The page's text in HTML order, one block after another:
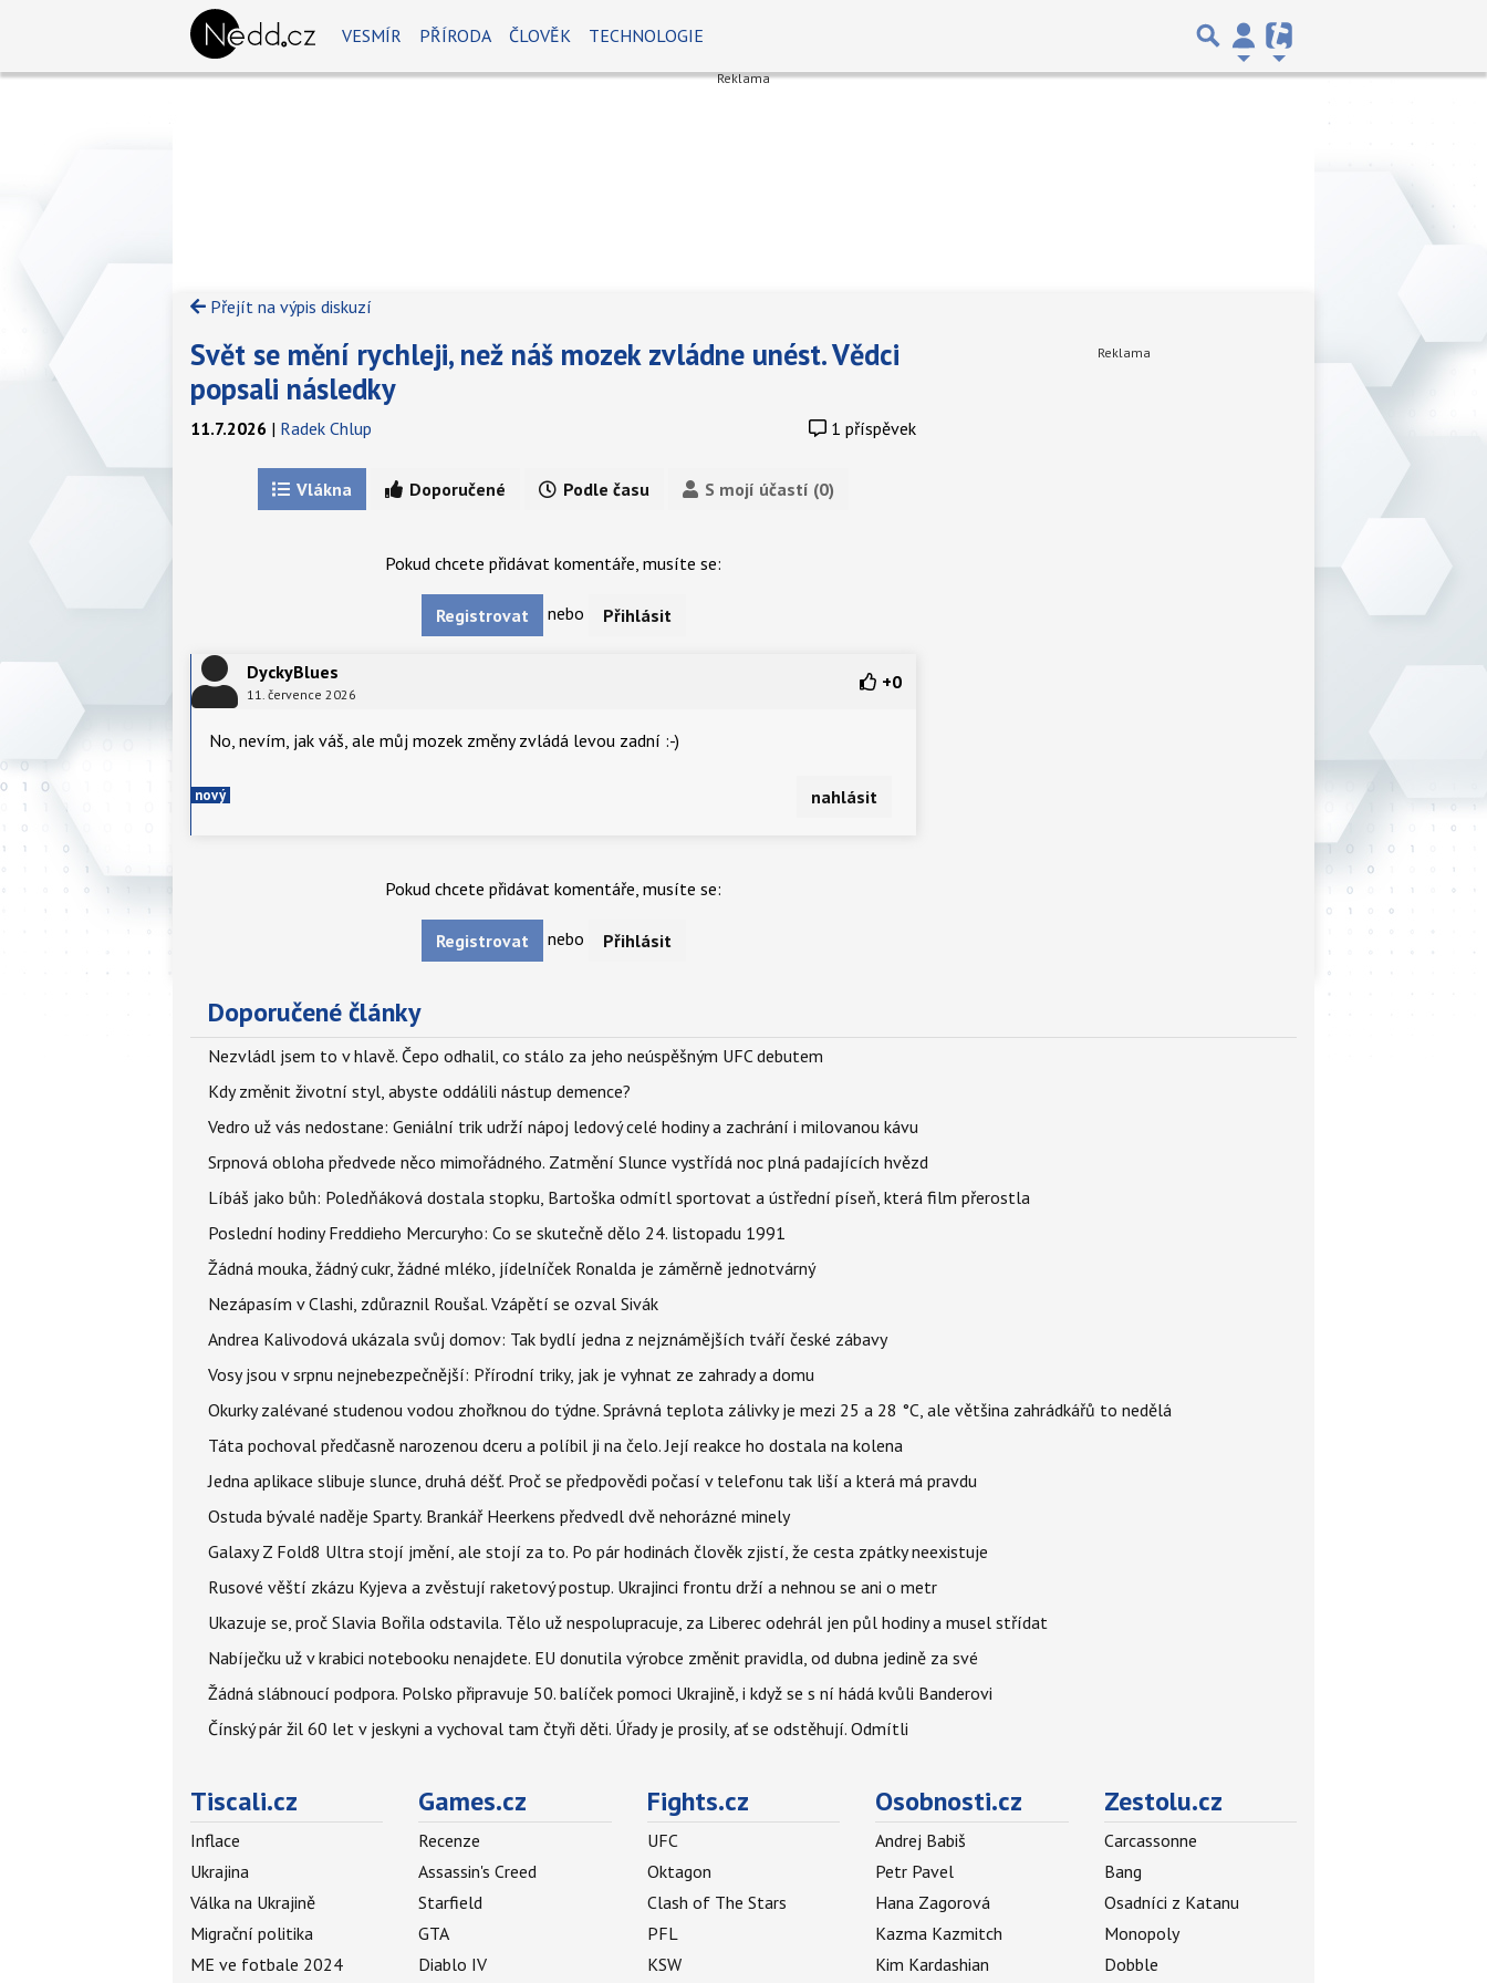
VESMÍR PŘÍRODA ČLOVĚK TECHNOLOGIE
Přejít na výpis diskuzí
Svět se mění rychleji, než náš mozek zvládne unést. Vědci
popsali následky
11.7.2026 | Radek Chlup 1 příspěvek
Vlákna Doporučené Podle času S mojí účastí (0)
Pokud chcete přidávat komentáře, musíte se:
Registrovat nebo Přihlásit
DyckyBlues
11. července 2026
+0
No, nevím, jak váš, ale můj mozek změny zvládá levou zadní :-)
nový nahlásit
Pokud chcete přidávat komentáře, musíte se:
Registrovat nebo Přihlásit
Doporučené články
Nezvládl jsem to v hlavě. Čepo odhalil, co stálo za jeho neúspěšným UFC debutem
Kdy změnit životní styl, abyste oddálili nástup demence?
Vedro už vás nedostane: Geniální trik udrží nápoj ledový celé hodiny a zachrání i milovanou kávu
Srpnová obloha předvede něco mimořádného. Zatmění Slunce vystřídá noc plná padajících hvězd
Líbáš jako bůh: Poledňáková dostala stopku, Bartoška odmítl sportovat a ústřední píseň, která film přerostla
Poslední hodiny Freddieho Mercuryho: Co se skutečně dělo 24. listopadu 1991
Žádná mouka, žádný cukr, žádné mléko, jídelníček Ronalda je záměrně jednotvárný
Nezápasím v Clashi, zdůraznil Roušal. Vzápětí se ozval Sivák
Andrea Kalivodová ukázala svůj domov: Tak bydlí jedna z nejznámějších tváří české zábavy
Vosy jsou v srpnu nejnebezpečnější: Přírodní triky, jak je vyhnat ze zahrady a domu
Okurky zalévané studenou vodou zhořknou do týdne. Správná teplota zálivky je mezi 25 a 28 °C, ale většina zahrádkářů to nedělá
Táta pochoval předčasně narozenou dceru a políbil ji na čelo. Její reakce ho dostala na kolena
Jedna aplikace slibuje slunce, druhá déšť. Proč se předpovědi počasí v telefonu tak liší a která má pravdu
Ostuda bývalé naděje Sparty. Brankář Heerkens předvedl dvě nehorázné minely
Galaxy Z Fold8 Ultra stojí jmění, ale stojí za to. Po pár hodinách člověk zjistí, že cesta zpátky neexistuje
Rusové věští zkázu Kyjeva a zvěstují raketový postup. Ukrajinci frontu drží a nehnou se ani o metr
Ukazuje se, proč Slavia Bořila odstavila. Tělo už nespolupracuje, za Liberec odehrál jen půl hodiny a musel střídat
Nabíječku už v krabici notebooku nenajdete. EU donutila výrobce změnit pravidla, od dubna jedině za své
Žádná slábnoucí podpora. Polsko připravuje 50. balíček pomoci Ukrajině, i když se s ní hádá kvůli Banderovi
Čínský pár žil 60 let v jeskyni a vychoval tam čtyři děti. Úřady je prosily, ať se odstěhují. Odmítli
Tiscali.cz
Inflace
Ukrajina
Válka na Ukrajině
Migrační politika
ME ve fotbale 2024
Games.cz
Recenze
Assassin's Creed
Starfield
GTA
Diablo IV
Fights.cz
UFC
Oktagon
Clash of The Stars
PFL
KSW
Osobnosti.cz
Andrej Babiš
Petr Pavel
Hana Zagorová
Kazma Kazmitch
Kim Kardashian
Zestolu.cz
Carcassonne
Bang
Osadníci z Katanu
Monopoly
Dobble